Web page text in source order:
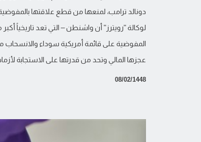
دونالد ترامب، لمنعها من قطع علاقتها
لوكالة "رويترز" أن واشنطن – التي تعد تاريخياً
المفوضية على قائمة أمريكية سوداء والانسحاب
عجزها المالي وتحد من قدرتها على الاستجابة
08/02/1448